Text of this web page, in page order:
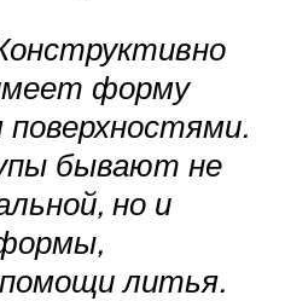
форму
бывают не
но и
литья.